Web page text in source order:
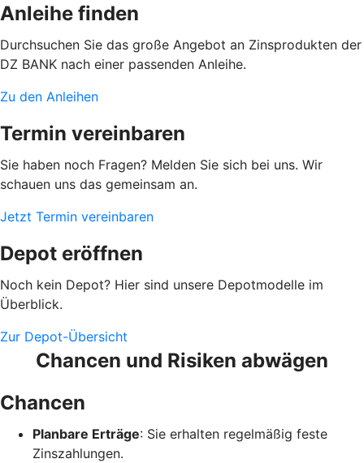
Anleihe finden
Durchsuchen Sie das große Angebot an Zinsprodukten der
DZ BANK nach einer passenden Anleihe.
Zu den Anleihen
Termin vereinbaren
Sie haben noch Fragen? Melden Sie sich bei uns. Wir
schauen uns das gemeinsam an.
Jetzt Termin vereinbaren
Depot eröffnen
Noch kein Depot? Hier sind unsere Depotmodelle im
Überblick.
Zur Depot-Übersicht
Chancen und Risiken abwägen
Chancen
Planbare Erträge: Sie erhalten regelmäßig feste
Zinszahlungen.